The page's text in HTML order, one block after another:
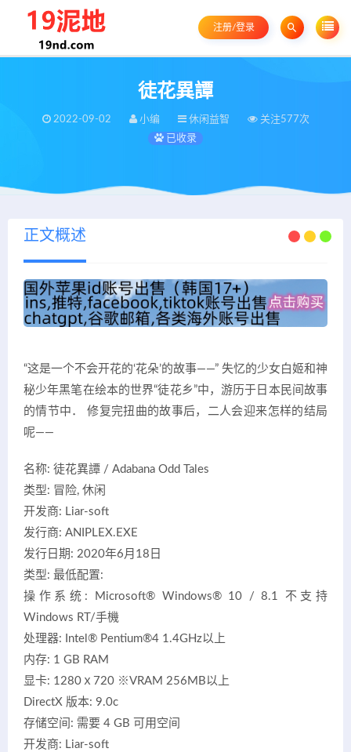
注册/登录
徒花異譚
2022-09-02 小编 休闲益智
关注577次
已收录
正文概述
“这是一个不会开花的‘花朵’的故事——” 失忆的少女白姬和神
秘少年黑笔在绘本的世界“徒花乡”中，游历于日本民间故事
的情节中． 修复完扭曲的故事后，二人会迎来怎样的结局
呢——
名称: 徒花異譚 / Adabana Odd Tales
类型: 冒险, 休闲
开发商: Liar-soft
发行商: ANIPLEX.EXE
发行日期: 2020年6月18日
类型: 最低配置:
操作系统: Microsoft® Windows® 10 / 8.1 不支持
Windows RT/手機
处理器: Intel® Pentium®4 1.4GHz以上
内存: 1 GB RAM
显卡: 1280ｘ720 ※VRAM 256MB以上
DirectX 版本: 9.0c
存储空间: 需要 4 GB 可用空间
开发商: Liar-soft